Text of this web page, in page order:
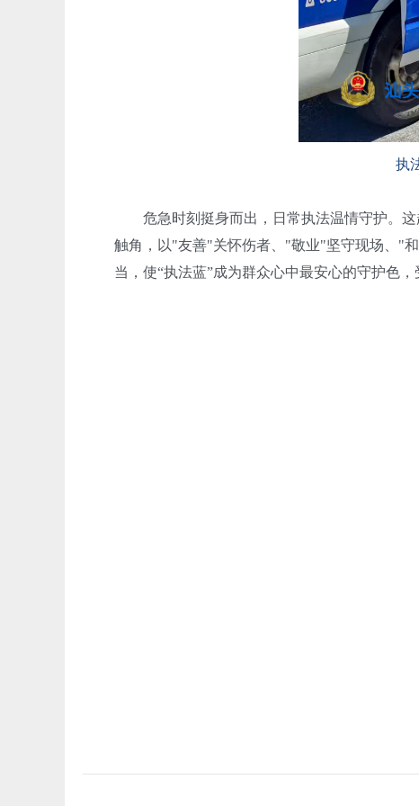
执
危急时刻挺身而出，日常执法温情守护。这
触角，以"友善"关怀伤者、"敬业"坚守现场、"
当，使“执法蓝”成为群众心中最安心的守护色，